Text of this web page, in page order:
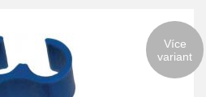
Více
variant